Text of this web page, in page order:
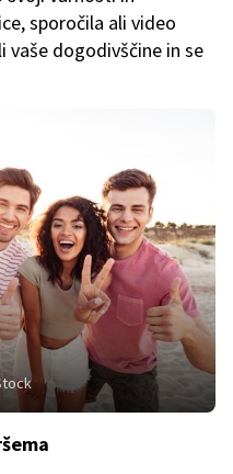
sporočila ali video
vaše dogodivščine in se